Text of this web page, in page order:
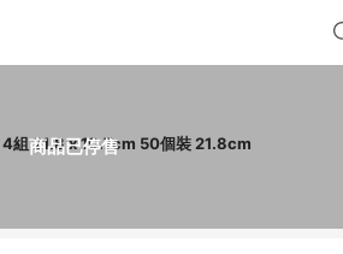
商品已停售 FaSoLa 多用途油炸食品吸油紙 4組 21.8 x 19.7cm 50個裝 21.8cm